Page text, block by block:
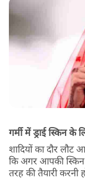
गर्मी में ड्राई स्किन
शादियों का दौर
कि अगर आपकी स्किन
तरह की तैयारी